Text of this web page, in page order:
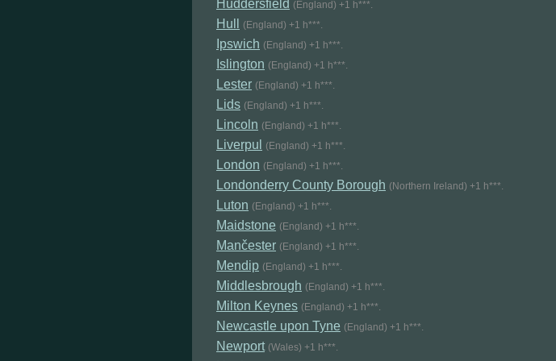
Huddersfield (England) +1 h***.
Hull (England) +1 h***.
Ipswich (England) +1 h***.
Islington (England) +1 h***.
Lester (England) +1 h***.
Lids (England) +1 h***.
Lincoln (England) +1 h***.
Liverpul (England) +1 h***.
London (England) +1 h***.
Londonderry County Borough (Northern Ireland) +1 h***.
Luton (England) +1 h***.
Maidstone (England) +1 h***.
Mančester (England) +1 h***.
Mendip (England) +1 h***.
Middlesbrough (England) +1 h***.
Milton Keynes (England) +1 h***.
Newcastle upon Tyne (England) +1 h***.
Newport (Wales) +1 h***.